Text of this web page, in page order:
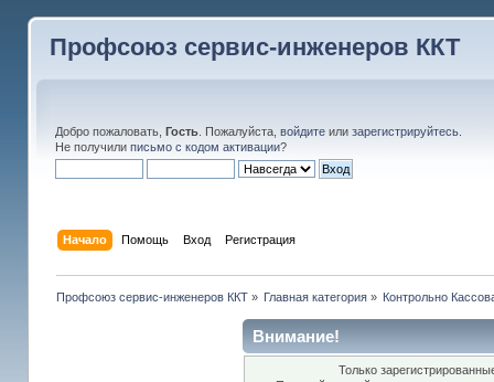
Профсоюз сервис-инженеров ККТ
Добро пожаловать, Гость. Пожалуйста, войдитеили зарегистрируйтесь.
Не получили письмо с кодом активации?
Начало Помощь Вход Регистрация
Профсоюз сервис-инженеров ККТ» Главная категория » Контрольно
Внимание!
Только